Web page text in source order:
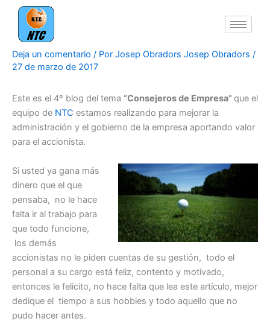
contenido
Deja un comentario / Por Josep Obradors Josep Obradors /
27 de marzo de 2017
Este es el 4º blog del tema “Consejeros de Empresa”que el
equipo de NTC estamos realizando para mejorar la
administración y el gobierno de la empresa aportando valor
para el accionista.
Si usted ya gana más
dinero que el que
pensaba, no le hace
falta ir al trabajo para
que todo funcione,
los demás
accionistas no le piden cuentas de su gestión, todo el
personal a su cargo está feliz, contento y motivado,
entonces le felicito, no hace falta que lea este artículo, mejor
dedique el tiempo a sus hobbies y todo aquello que no
pudo hacer antes.